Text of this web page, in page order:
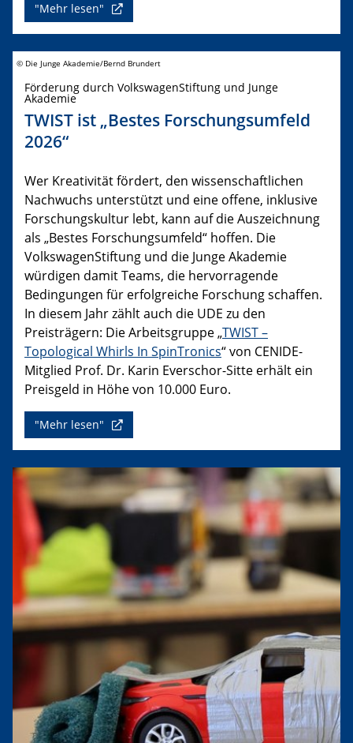
"Mehr lesen"
© Die Junge Akademie/Bernd Brundert
Förderung durch VolkswagenStiftung und Junge
Akademie
TWIST ist „Bestes Forschungsumfeld
2026“
Wer Kreativität fördert, den wissenschaftlichen
Nachwuchs unterstützt und eine offene, inklusive
Forschungskultur lebt, kann auf die Auszeichnung
als „Bestes Forschungsumfeld“ hoffen. Die
VolkswagenStiftung und die Junge Akademie
würdigen damit Teams, die hervorragende
Bedingungen für erfolgreiche Forschung schaffen.
In diesem Jahr zählt auch die UDE zu den
Preisträgern: Die Arbeitsgruppe „TWIST –
Topological Whirls In SpinTronics“ von CENIDE-
Mitglied Prof. Dr. Karin Everschor-Sitte erhält ein
Preisgeld in Höhe von 10.000 Euro.
"Mehr lesen"